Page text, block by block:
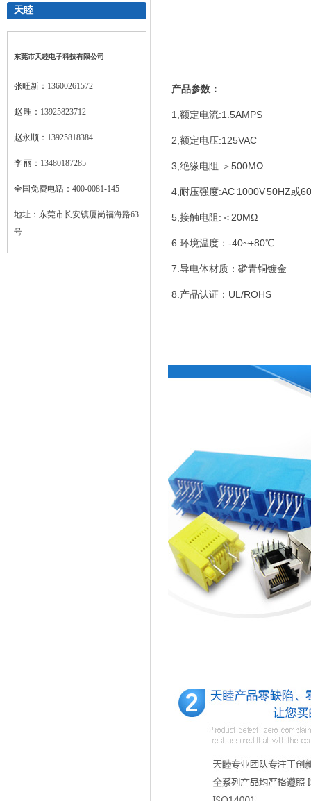
天睦
东莞市天睦电子科技有限公司
张旺新： 13600261572
赵 理： 13925823712
赵永顺： 13925818384
李 丽： 13480187285
全国免费电话： 400-0081-145
地址： 东莞市长安镇厦岗福海路63
号
产品参数：
1,额定电流:1.5AMPS
2,额定电压:125VAC
3,绝缘电阻:＞500MΩ
4,耐压强度:AC 1000V 50HZ或
5,接触电阻:＜20MΩ
6.环境温度：-40~+80℃
7.导电体材质：磷青铜镀金
8.产品认证：UL/ROHS